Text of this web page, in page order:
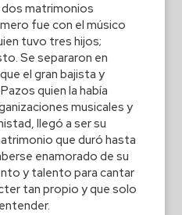
dos matrimonios
fue con el músico
tuvo tres hijos;
Se separaron en
el gran bajista y
quien la había
musicales y
llegó a ser su
que duró hasta
enamorado de su
y talento para cantar
tan propio y que solo